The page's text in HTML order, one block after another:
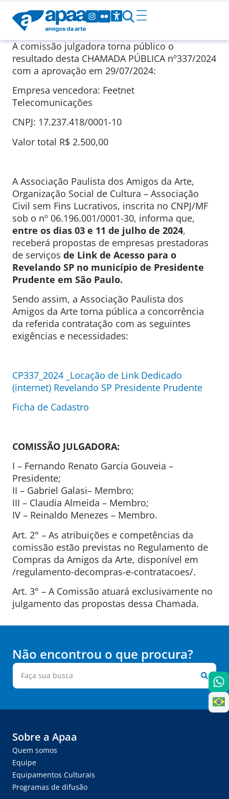
A comissão julgadora torna público o
resultado desta CHAMADA PÚBLICA nº337/2024
com a aprovação em 29/07/2024:
Empresa vencedora: Feetnet
Telecomunicações
CNPJ: 17.237.418/0001-10
Valor total R$ 2.500,00
A Associação Paulista dos Amigos da Arte,
Organização Social de Cultura – Associação
Civil sem Fins Lucrativos, inscrita no CNPJ/MF
sob o nº 06.196.001/0001-30, informa que,
entre os dias 03 e 11 de julho de 2024,
receberá propostas de empresas prestadoras
de serviços de Link de Acesso para o
Revelando SP no município de Presidente
Prudente em São Paulo.
Sendo assim, a Associação Paulista dos
Amigos da Arte torna pública a concorrência
da referida contratação com as seguintes
exigências e necessidades:
CP337_2024 _Locação de Link Dedicado
(internet) Revelando SP Presidente Prudente
Ficha de Cadastro
COMISSÃO JULGADORA:
I – Fernando Renato Garcia Gouveia –
Presidente;
II – Gabriel Galasi– Membro;
III – Claudia Almeida – Membro;
IV – Reinaldo Menezes – Membro.
Art. 2° – As atribuições e competências da
comissão estão previstas no Regulamento de
Compras da Amigos da Arte, disponível em
/regulamento-decompras-e-contratacoes/.
Art. 3° – A Comissão atuará exclusivamente no
julgamento das propostas dessa Chamada.
Não encontrou o que procura?
Sobre a Apaa
Quem somos
Equipe
Equipamentos Culturais
Programas de difusão